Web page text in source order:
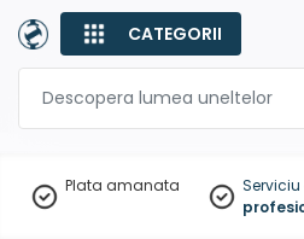
CATEGORII
Plata amanata